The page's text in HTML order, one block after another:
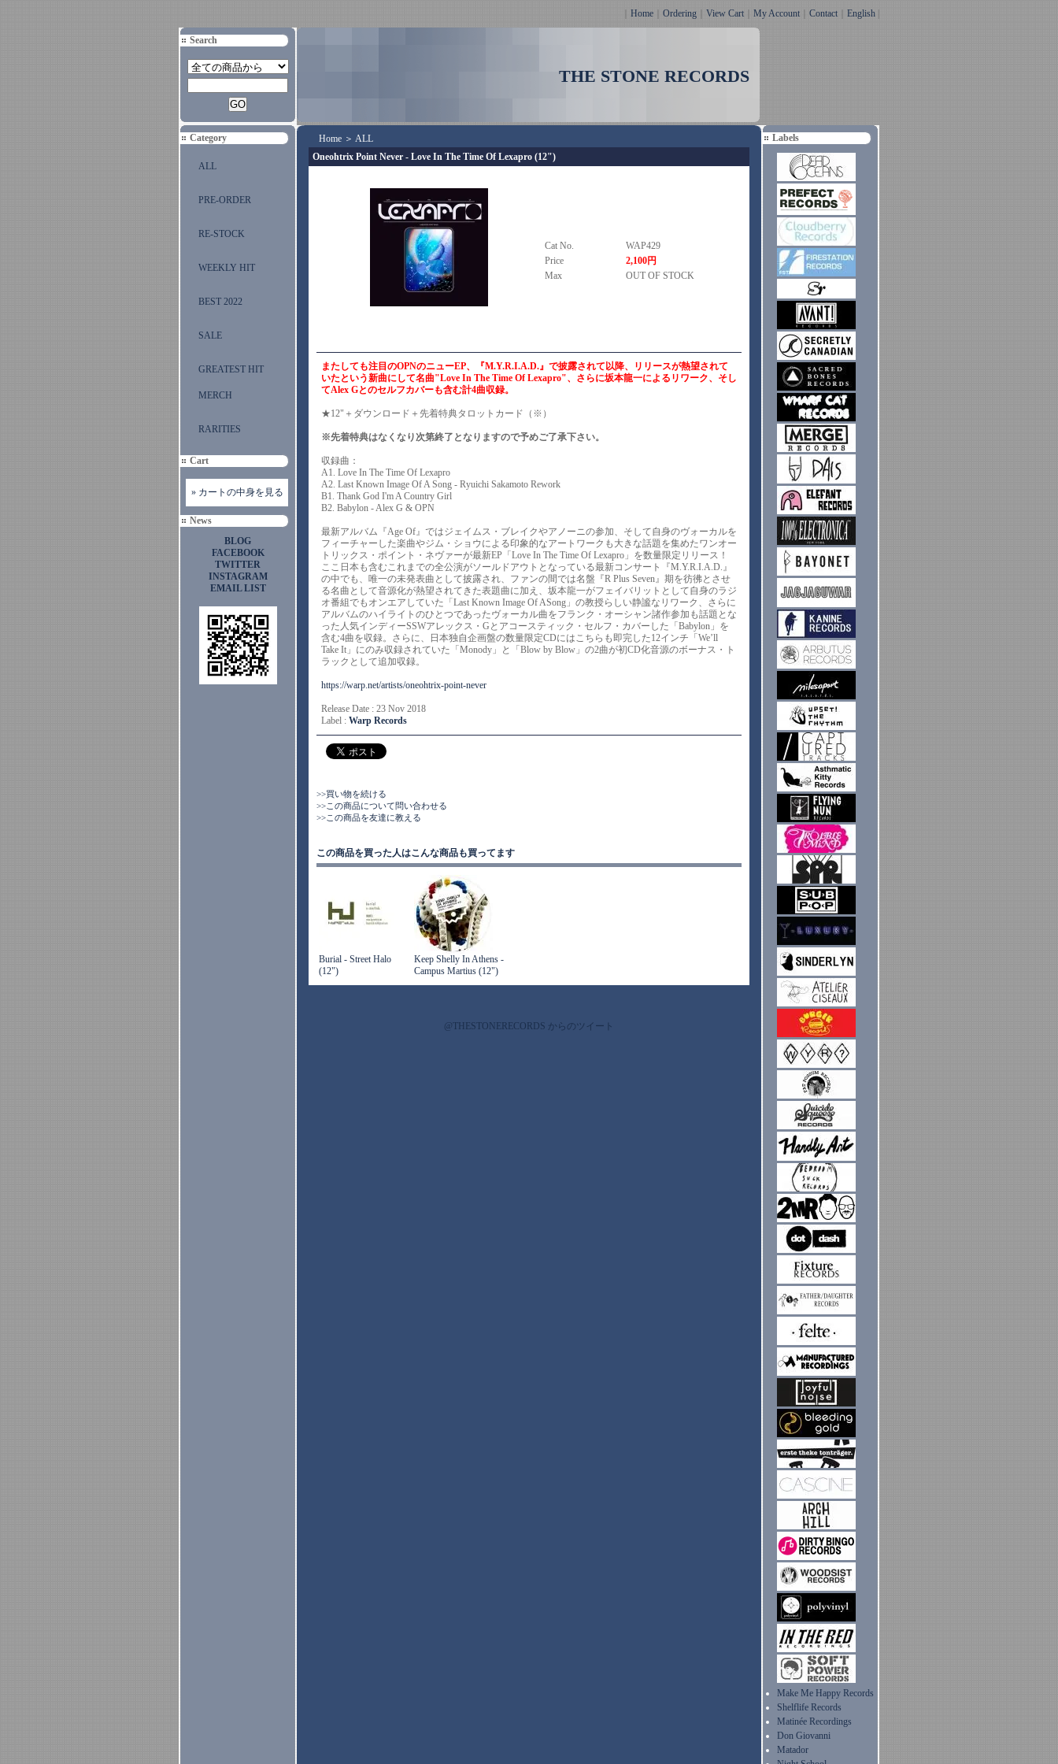
Home Ordering View Cart My Account Contact English
Search
THE STONE RECORDS
Category
ALL
PRE-ORDER
RE-STOCK
WEEKLY HIT
BEST 2022
SALE
GREATEST HIT
MERCH
RARITIES
Cart
» カートの中身を見る
News
BLOG
FACEBOOK
TWITTER
INSTAGRAM
EMAIL LIST
Home ＞ ALL
Oneohtrix Point Never - Love In The Time Of Lexapro (12")
Cat No.
WAP429
Price
2,100円
Max
OUT OF STOCK
またしても注目のOPNのニューEP、『M.Y.R.I.A.D.』で披露されて以降、リリースが熱望されて
いたという新曲にして名曲"Love In The Time Of Lexapro"、さらに坂本龍一によるリワーク、そし
てAlex Gとのセルフカバーも含む計4曲収録。
★12"＋ダウンロード＋先着特典タロットカード（※）
※先着特典はなくなり次第終了となりますので予めご了承下さい。
収録曲：
A1. Love In The Time Of Lexapro
A2. Last Known Image Of A Song - Ryuichi Sakamoto Rework
B1. Thank God I'm A Country Girl
B2. Babylon - Alex G & OPN
最新アルバム『Age Of』ではジェイムス・ブレイクやアノーニの参加、そして自身のヴォーカルを
フィーチャーした楽曲やジム・ショウによる印象的なアートワークも大きな話題を集めたワンオー
トリックス・ポイント・ネヴァーが最新EP「Love In The Time Of Lexapro」を数量限定リリース！
ここ日本も含むこれまでの全公演がソールドアウトとなっている最新コンサート『M.Y.R.I.A.D.』
の中でも、唯一の未発表曲として披露され、ファンの間では名盤『R Plus Seven』期を彷彿とさせ
る名曲として音源化が熱望されてきた表題曲に加え、坂本龍一がフェイバリットとして自身のラジ
オ番組でもオンエアしていた「Last Known Image Of ASong」の教授らしい静謐なリワーク、さらに
アルバムのハイライトのひとつであったヴォーカル曲をフランク・オーシャン諸作参加も話題とな
った人気インディーSSWアレックス・Gとアコースティック・セルフ・カバーした「Babylon」を
含む4曲を収録。さらに、日本独自企画盤の数量限定CDにはこちらも即完した12インチ「We’ll
Take It」にのみ収録されていた「Monody」と「Blow by Blow」の2曲が初CD化音源のボーナス・ト
ラックとして追加収録。
https://warp.net/artists/oneohtrix-point-never
Release Date : 23 Nov 2018
Label : Warp Records
>>買い物を続ける
>>この商品について問い合わせる
>>この商品を友達に教える
この商品を買った人はこんな商品も買ってます
Burial - Street Halo
(12")
Keep Shelly In Athens -
Campus Martius (12")
@THESTONERECORDS からのツイート
Labels
Make Me Happy Records
Shelflife Records
Matinée Recordings
Don Giovanni
Matador